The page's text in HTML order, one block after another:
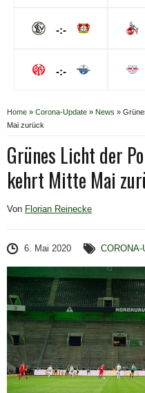
-:-
-:-
Home » Corona-Update » News »
Mai zurück
Grünes Licht der
kehrt Mitte Mai
Von Florian Reinecke
6. Mai 2020 CORONA-